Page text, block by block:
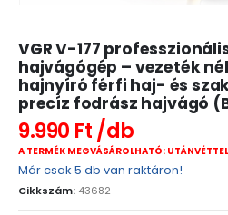
VGR V-177
hajvágógép – vezeték
hajnyíró férfi haj- és
precíz fodrász hajvágó
9.990 Ft
A TERMÉK MEGVÁSÁROLHATÓ:
Már csak 5 db van raktáron!
Cikkszám: 43682